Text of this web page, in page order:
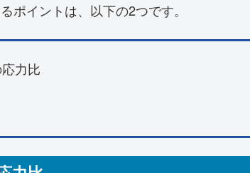
ポイントは、以下の2つです。
力比